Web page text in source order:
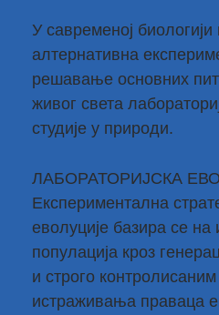
У савременој
алтернативна
решавање основних
живог света
студије у природи.
ЛАБОРАТОРИЈСКА
Експериментална
еволуције базира се
популација кроз
и строго
истраживања праваца